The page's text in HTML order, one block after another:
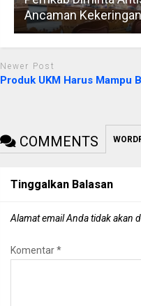
Ancaman
Newer Post
Produk UKM Harus Mampu
COMMENTS
Tinggalkan Balasan
Alamat email Anda tidak akan
Komentar*